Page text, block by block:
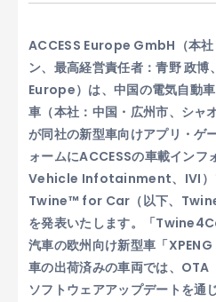
ACCESS Europe GmbH（本社
ン、最高経営責任者：青野 政博
Europe）は、中国の電気自動
車（本社：中国・広州市、シャ
が同社の新型車向けアプリ・ゲ
ォームにACCESSの車載イン
Vehicle Infotainment、IVI）
Twine™ for Car（以下、
を発表いたします。「
汽車の欧州向け新型車「
車の出荷済みの車両では、
ソフトウェアアップデートを